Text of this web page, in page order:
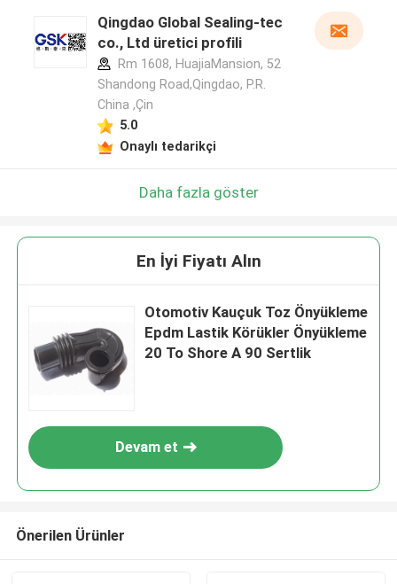
Qingdao Global Sealing-tec
co., Ltd üretici profili
Rm 1608, HuajiaMansion, 52
Shandong Road,Qingdao, P.R.
China ,Çin
5.0
Onaylı tedarikçi
Daha fazla göster
En İyi Fiyatı Alın
Otomotiv Kauçuk Toz Önyükleme
Epdm Lastik Körükler Önyükleme
20 To Shore A 90 Sertlik
Devam et
Önerilen Ürünler